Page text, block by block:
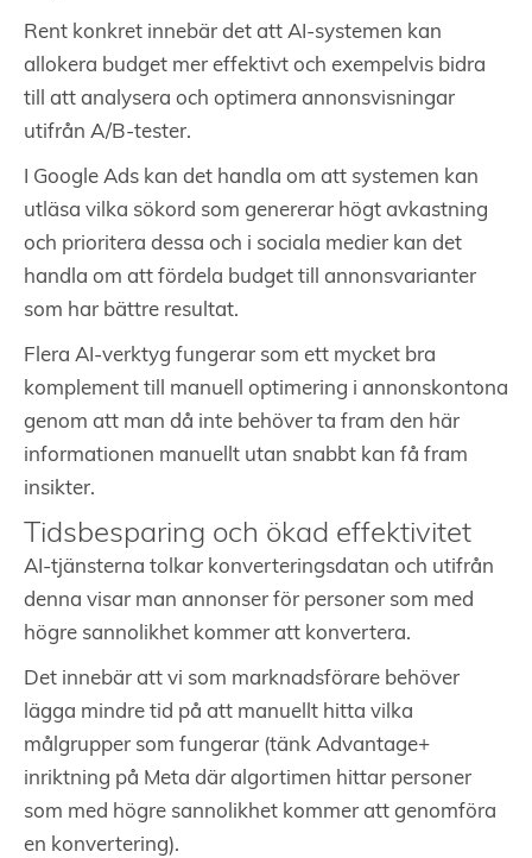
Rent konkret innebär det att AI-systemen kan
allokera budget mer effektivt och exempelvis bidra
till att analysera och optimera annonsvisningar
utifrån A/B-tester.
I Google Ads kan det handla om att systemen kan
utläsa vilka sökord som genererar högt avkastning
och prioritera dessa och i sociala medier kan det
handla om att fördela budget till annonsvarianter
som har bättre resultat.
Flera AI-verktyg fungerar som ett mycket bra
komplement till manuell optimering i annonskontona
genom att man då inte behöver ta fram den här
informationen manuellt utan snabbt kan få fram
insikter.
Tidsbesparing och ökad effektivitet
AI-tjänsterna tolkar konverteringsdatan och utifrån
denna visar man annonser för personer som med
högre sannolikhet kommer att konvertera.
Det innebär att vi som marknadsförare behöver
lägga mindre tid på att manuellt hitta vilka
målgrupper som fungerar (tänk Advantage+
inriktning på Meta där algortimen hittar personer
som med högre sannolikhet kommer att genomföra
en konvertering).